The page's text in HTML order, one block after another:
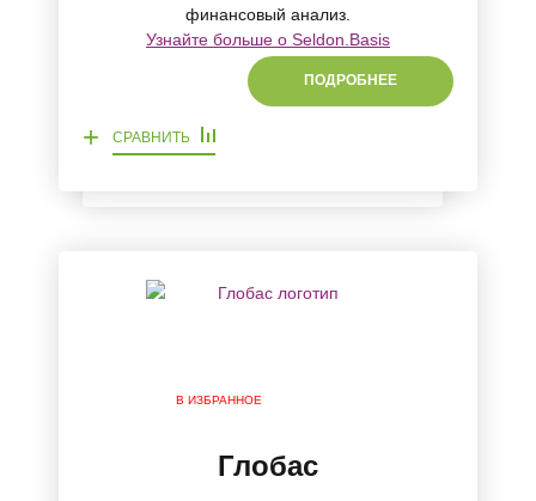
финансовый анализ.
Узнайте больше о Seldon.Basis
ПОДРОБНЕЕ
+ СРАВНИТЬ
В ИЗБРАННОЕ
Глобас